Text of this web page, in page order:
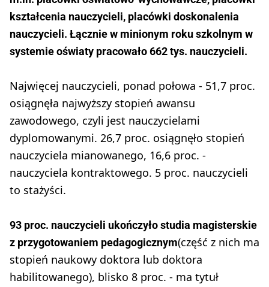
kształcenia nauczycieli, placówki doskonalenia
nauczycieli. Łącznie w minionym roku szkolnym w
systemie oświaty pracowało 662 tys. nauczycieli.
Najwięcej nauczycieli, ponad połowa - 51,7 proc.
osiągnęła najwyższy stopień awansu
zawodowego, czyli jest nauczycielami
dyplomowanymi. 26,7 proc. osiągnęło stopień
nauczyciela mianowanego, 16,6 proc. -
nauczyciela kontraktowego. 5 proc. nauczycieli
to stażyści.
93 proc. nauczycieli ukończyło studia magisterskie
z przygotowaniem pedagogicznym(część z nich ma
stopień naukowy doktora lub doktora
habilitowanego), blisko 8 proc. - ma tytuł